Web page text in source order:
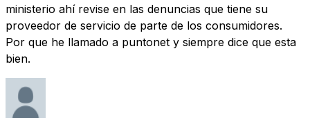
ministerio ahí revise en las denuncias que tiene su
proveedor de servicio de parte de los consumidores.
Por que he llamado a puntonet y siempre dice que esta
bien.